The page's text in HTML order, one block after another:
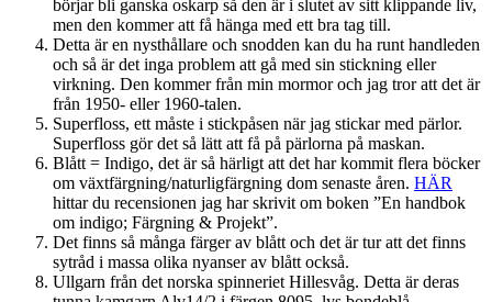
börjar bli ganska oskarp så den är i slutet av sitt klippande liv,
men den kommer att få hänga med ett bra tag till.
Detta är en nysthållare och snodden kan du ha runt handleden
och så är det inga problem att gå med sin stickning eller
virkning. Den kommer från min mormor och jag tror att det är
från 1950- eller 1960-talen.
Superfloss, ett måste i stickpåsen när jag stickar med pärlor.
Superfloss gör det så lätt att få på pärlorna på maskan.
Blått = Indigo, det är så härligt att det har kommit flera böcker
om växtfärgning/naturligfärgning dom senaste åren. HÄR
hittar du recensionen jag har skrivit om boken ”En handbok
om indigo; Färgning & Projekt”.
Det finns så många färger av blått och det är tur att det finns
sytråd i massa olika nyanser av blått också.
Ullgarn från det norska spinneriet Hillesvåg. Detta är deras